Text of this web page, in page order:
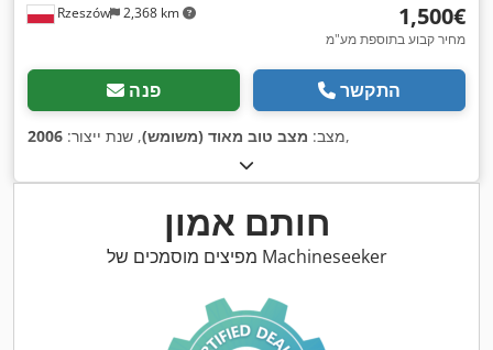
Rzeszów 2,368 km ‏1,500 ‏€
מחיר קבוע בתוספת מע"מ
פנה התקשר
מצב: מצב טוב מאוד (משומש), שנת ייצור: 2006 ,
חותם אמון
מפיצים מוסמכים של Machineseeker